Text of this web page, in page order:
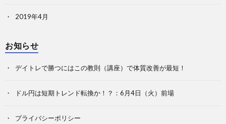
2019年4月
お知らせ
デイトレで勝つにはこの教則（講座）で体質改善が最短！
ドル円は短期トレンド転換か！？：6月4日（火）前場
プライバシーポリシー